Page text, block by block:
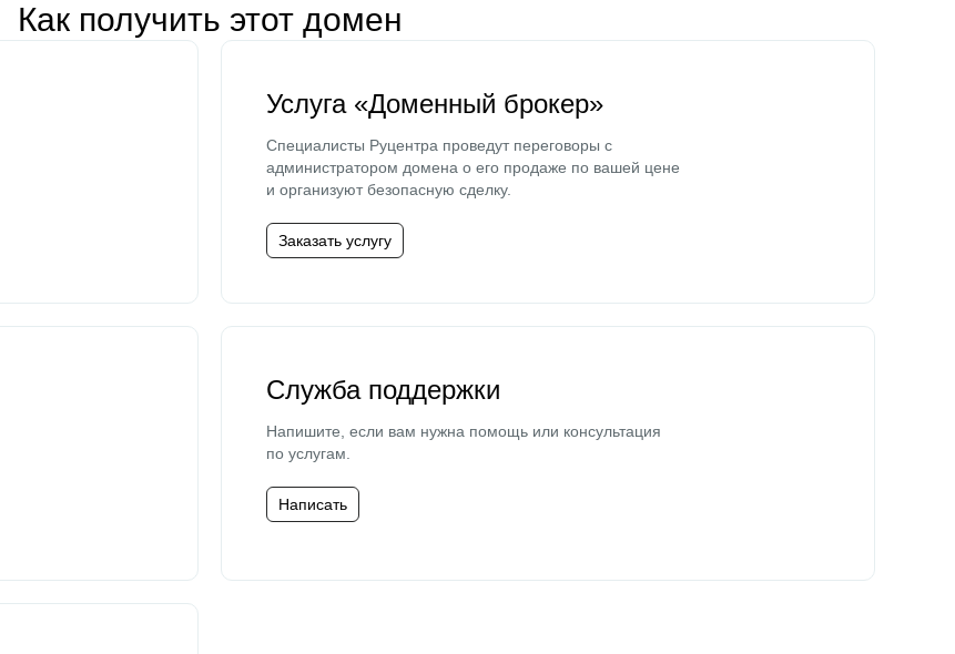
Как получить этот домен
Услуга «Доменный брокер»
Специалисты Руцентра проведут переговоры с
администратором домена о его продаже по вашей цене
и организуют безопасную сделку.
Заказать услугу
Служба поддержки
Напишите, если вам нужна помощь или консультация
по услугам.
Написать